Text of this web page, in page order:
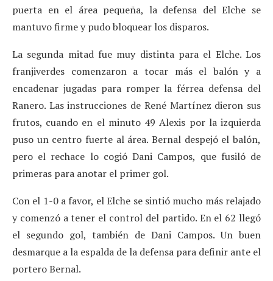
puerta en el área pequeña, la defensa del Elche se
mantuvo firme y pudo bloquear los disparos.
La segunda mitad fue muy distinta para el Elche. Los
franjiverdes comenzaron a tocar más el balón y a
encadenar jugadas para romper la férrea defensa del
Ranero. Las instrucciones de René Martínez dieron sus
frutos, cuando en el minuto 49 Alexis por la izquierda
puso un centro fuerte al área. Bernal despejó el balón,
pero el rechace lo cogió Dani Campos, que fusiló de
primeras para anotar el primer gol.
Con el 1-0 a favor, el Elche se sintió mucho más relajado
y comenzó a tener el control del partido. En el 62 llegó
el segundo gol, también de Dani Campos. Un buen
desmarque a la espalda de la defensa para definir ante el
portero Bernal.